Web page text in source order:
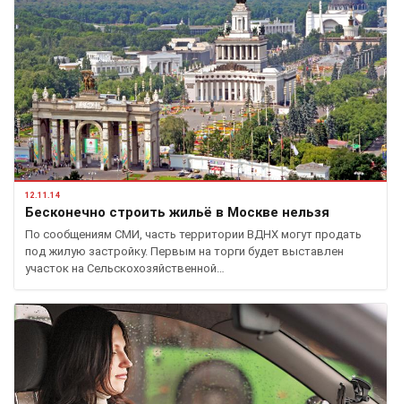
12.11.14
Бесконечно строить жильё в Москве нельзя
По сообщениям СМИ, часть территории ВДНХ могут продать
под жилую застройку. Первым на торги будет выставлен
участок на Сельскохозяйственной…